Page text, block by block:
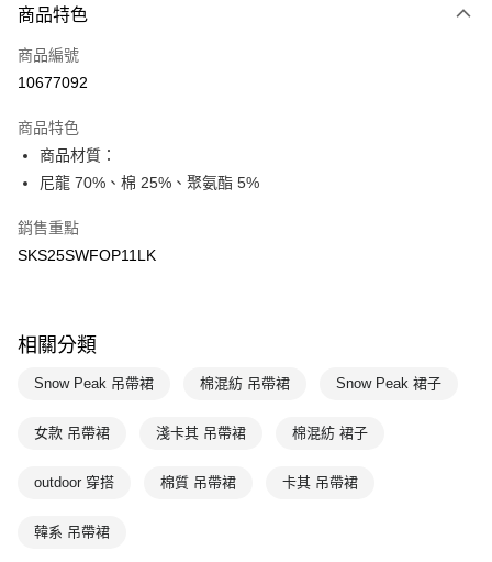
Apple Pay
悠遊付
7-11取貨(快速到店)
每筆NT$100，滿NT$1,500(含以上)免運費
宅配-本島
每筆NT$100，滿NT$1,500(含以上)免運費
商品特色
商品編號
10677092
商品特色
商品材質：
尼龍 70%、棉 25%、聚氨酯 5%
銷售重點
SKS25SWFOP11LK
相關分類
Snow Peak 吊帶裙 棉混紡 吊帶裙 Snow Peak 裙子
女款 吊帶裙 淺卡其 吊帶裙 棉混紡 裙子
outdoor 穿搭 棉質 吊帶裙 卡其 吊帶裙
韓系 吊帶裙